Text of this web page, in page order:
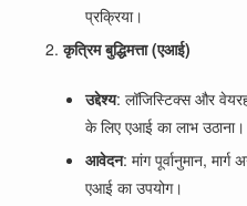
प्रक्रिया।
कृत्रिम बुद्धिमत्ता (एआई)
उद्देश्य: लॉजिस्टिक्स और
के लिए एआई का लाभ उठाना।
आवेदन: मांग पूर्वानुमान,
एआई का उपयोग।